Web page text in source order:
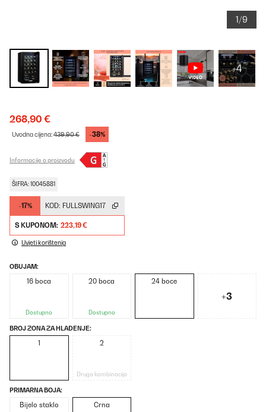
1/9
+4
268,90 €
Uvodna cijena:439,90 € -38%
Informacije o proizvodu
ŠIFRA: 10045881
-17% KOD: FULLSWING17
S KUPONOM: 223,19 €
Uvjeti korištenja
OBUJAM:
16 boca
Dostupno
20 boca
Dostupno
24 boce
+3
BROJ ZONA ZA HLAĐENJE:
1 2
Druga kombinacija
PRIMARNA BOJA:
Bijelo staklo Crna